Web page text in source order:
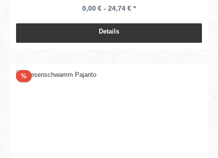
0,00 € - 24,74 € *
Details
%Rabatt